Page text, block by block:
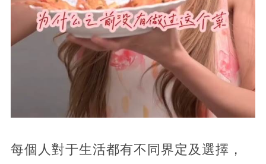
每個人對于生活都有不同界定及選擇，